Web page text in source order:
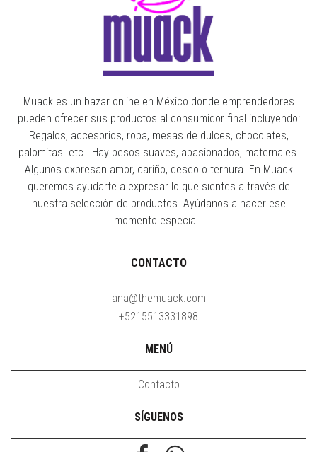
Muack es un bazar online en México donde emprendedores
pueden ofrecer sus productos al consumidor final incluyendo:
Regalos, accesorios, ropa, mesas de dulces, chocolates,
palomitas. etc. Hay besos suaves, apasionados, maternales.
Algunos expresan amor, cariño, deseo o ternura. En Muack
queremos ayudarte a expresar lo que sientes a través de
nuestra selección de productos. Ayúdanos a hacer ese
momento especial.
CONTACTO
ana@themuack.com
+5215513331898
MENÚ
Contacto
SÍGUENOS